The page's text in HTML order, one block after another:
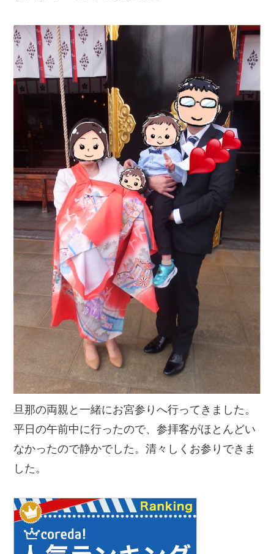
旦那の両親と一緒にお宮参りへ行ってきました。
平日の午前中に行ったので、参拝客がほとんどい
なかったので静かでした。清々しくお参りできま
した。